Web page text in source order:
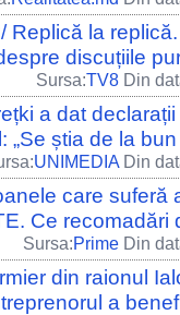
Replică la
discuțiile
Sursa:TV8 Din
a dat
„Se știa de la
UNIMEDIA Din
care suferă
Ce recomadări
Sursa:Prime Din
din raionul
a